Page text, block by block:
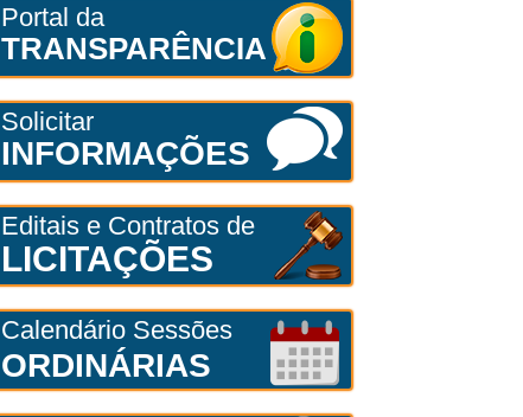
Portal da
TRANSPARÊNCIA
Solicitar
INFORMAÇÕES
Editais e Contratos de
LICITAÇÕES
Calendário Sessões
ORDINÁRIAS